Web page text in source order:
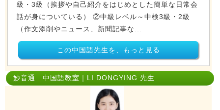
級・3級（挨拶や自己紹介をはじめとした簡単な日常会
話が身についている） ②中級レベル～中検3級・2級
（作文添削やニュース、新聞記事な...
この中国語先生を、もっと見る
妙音通 中国語教室｜LI DONGYING 先生